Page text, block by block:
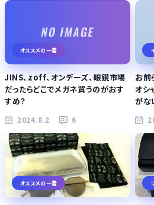
オススメの一着
JINS、zoff、オンデーズ、眼鏡市場
だったらどこでメガネ買うのがおす
すめ？
2024.8.2 6
お前
オシ
がな
オススメの一着